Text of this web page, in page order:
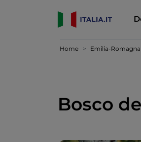
Home Emilia-Romagna
Bosco